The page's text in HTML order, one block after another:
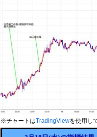
※チャートはTradingViewを使用し